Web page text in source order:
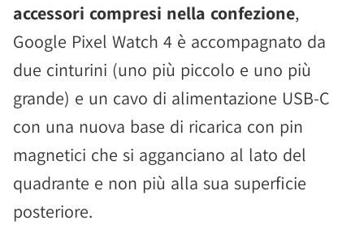
accessori compresi nella confezione,
Google Pixel Watch 4 è accompagnato da
due cinturini (uno più piccolo e uno più
grande) e un cavo di alimentazione USB-C
con una nuova base di ricarica con pin
magnetici che si agganciano al lato del
quadrante e non più alla sua superficie
posteriore.